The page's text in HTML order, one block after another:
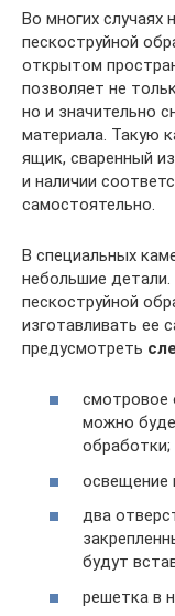
Во многих случаях
пескоструйной
открытом
позволяет не
но и значительно
материала. Такую
ящик, сваренный
и наличии
самостоятельно.
В специальных
небольшие
пескоструйной
изготавливать ее
предусмотреть
смотровое
можно
обработки;
освещение
два
будут
решетка в